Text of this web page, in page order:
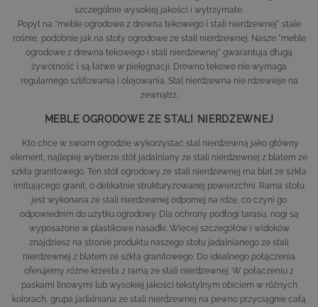
szczególnie wysokiej jakości i wytrzymałe.
Popyt na "meble ogrodowe z drewna tekowego i stali nierdzewnej" stale
rośnie, podobnie jak na stoły ogrodowe ze stali nierdzewnej. Nasze "meble
ogrodowe z drewna tekowego i stali nierdzewnej" gwarantują długą
żywotność i są łatwe w pielęgnacji. Drewno tekowe nie wymaga
regularnego szlifowania i olejowania. Stal nierdzewna nie rdzewieje na
zewnątrz.
MEBLE OGRODOWE ZE STALI NIERDZEWNEJ
Kto chce w swoim ogrodzie wykorzystać stal nierdzewną jako główny
element, najlepiej wybierze stół jadalniany ze stali nierdzewnej z blatem ze
szkła granitowego. Ten stół ogrodowy ze stali nierdzewnej ma blat ze szkła
imitującego granit, o delikatnie strukturyzowanej powierzchni. Rama stołu
jest wykonana ze stali nierdzewnej odpornej na rdzę, co czyni go
odpowiednim do użytku ogrodowy. Dla ochrony podłogi tarasu, nogi są
wyposażone w plastikowe nasadki. Więcej szczegółów i widoków
znajdziesz na stronie produktu naszego stołu jadalnianego ze stali
nierdzewnej z blatem ze szkła granitowego . Do idealnego połączenia
oferujemy różne krzesła z ramą ze stali nierdzewnej. W połączeniu z
paskami linowymi lub wysokiej jakości tekstylnym obiciem w różnych
kolorach, grupa jadalniana ze stali nierdzewnej na pewno przyciągnie całą